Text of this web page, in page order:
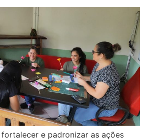
e padronizar as ações